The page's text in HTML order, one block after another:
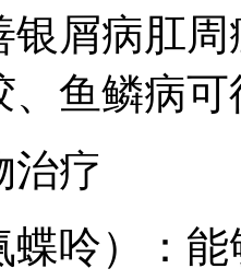
银屑病肛
、鱼鳞病
治疗
蝶呤）：